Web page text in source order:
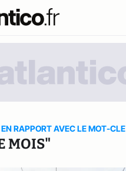
RAPPORT AVEC LE MOT-CLE
MOIS"